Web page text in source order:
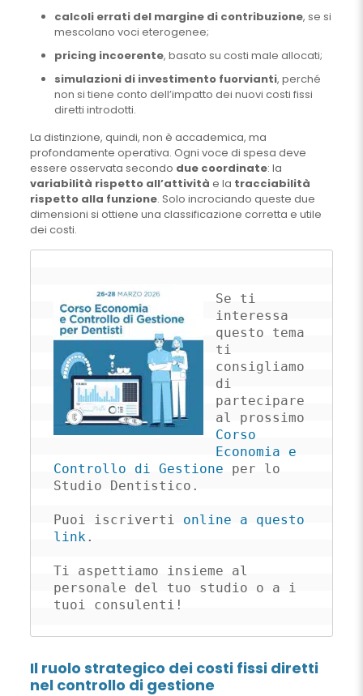
calcoli errati del margine di contribuzione, se si
mescolano voci eterogenee;
pricing incoerente, basato su costi male allocati;
simulazioni di investimento fuorvianti, perché
non si tiene conto dell’impatto dei nuovi costi fissi
diretti introdotti.
La distinzione, quindi, non è accademica, ma
profondamente operativa. Ogni voce di spesa deve
essere osservata secondo due coordinate: la
variabilità rispetto all’attività e la tracciabilità
rispetto alla funzione. Solo incrociando queste due
dimensioni si ottiene una classificazione corretta e utile
dei costi.
Se ti
interessa
questo tema
ti
consigliamo
di
partecipare
Corso
Economia e
Controllo di Gestione per lo
Studio Dentistico.
Puoi iscriverti online a questo
link .
Ti aspettiamo insieme al
personale del tuo studio o a i
tuoi consulenti!
Il ruolo strategico dei costi fissi diretti
nel controllo di gestione